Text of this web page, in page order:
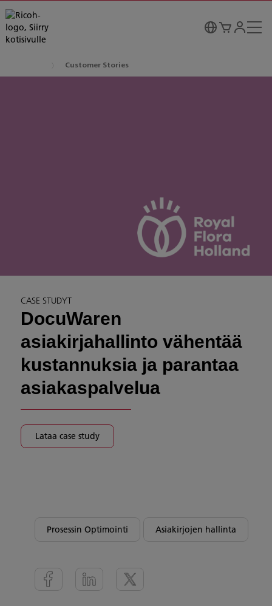
Customer Stories
CASE STUDYT
DocuWaren
asiakirjahallinto vähentää
kustannuksia ja parantaa
asiakaspalvelua
Lataa case study
Prosessin Optimointi Asiakirjojen hallinta